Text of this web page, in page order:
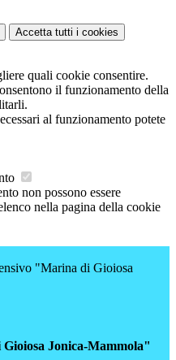
Accetta tutti i cookies
quali cookie consentire.
il funzionamento della
al funzionamento potete
non possono essere
nella pagina della cookie
"Marina di Gioiosa
Jonica-Mammola"